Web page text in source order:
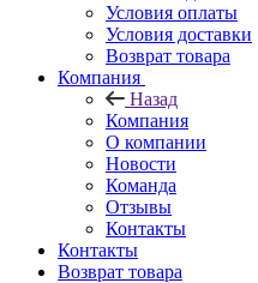
Условия оплаты
Условия доставки
Возврат товара
Компания
Назад
Компания
О компании
Новости
Команда
Отзывы
Контакты
Контакты
Возврат товара